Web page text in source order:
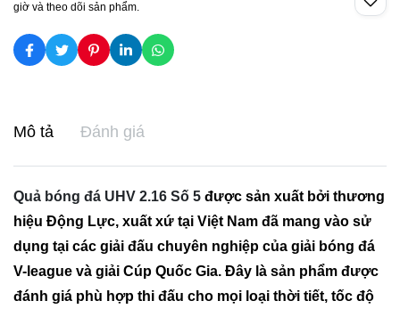
giờ và theo dõi sản phẩm.
Mô tả Đánh giá
Quả bóng đá UHV 2.16 Số 5 được sản xuất bởi thương
hiệu Động Lực, xuất xứ tại Việt Nam đã mang vào sử
dụng tại các giải đấu chuyên nghiệp của giải bóng đá
V-league và giải Cúp Quốc Gia. Đây là sản phẩm được
đánh giá phù hợp thi đấu cho mọi loại thời tiết, tốc độ